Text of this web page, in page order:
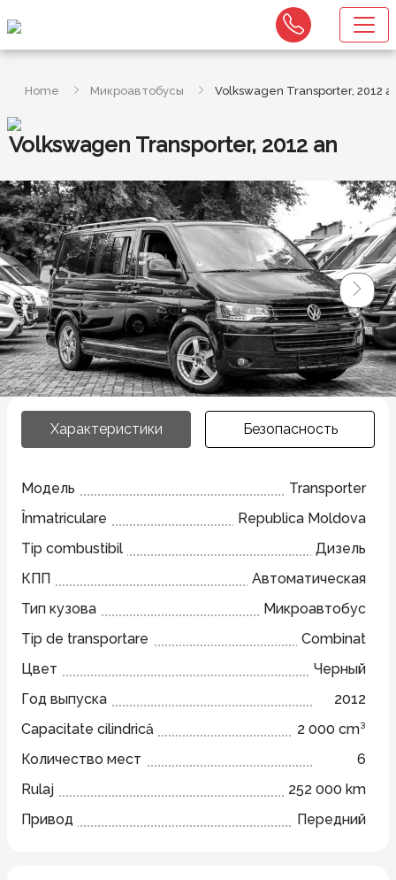
Home Микроавтобусы Volkswagen Transporter, 2012
Volkswagen Transporter, 2012 an
Характеристики Безопасность
Модель
Transporter
Înmatriculare
Republica Moldova
Tip combustibil
Дизель
КПП
Автоматическая
Тип кузова
Микроавтобус
Tip de transportare
Combinat
Цвет
Черный
Год выпуска
2012
Capacitate cilindrică
2 000 cm³
Количество мест
6
Rulaj
252 000 km
Привод
Передний